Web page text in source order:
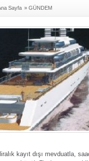
Sayfa » GÜNDEM
kayıt dışı mevduatla,